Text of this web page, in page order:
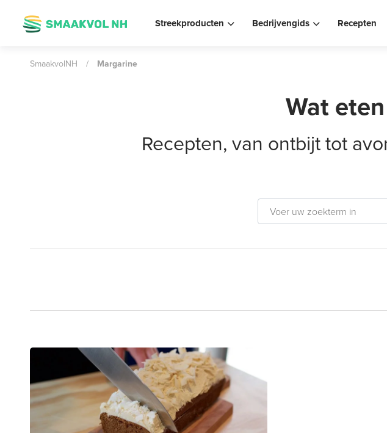
Streekproducten Bedrijvengids Recepten
SmaakvolNH / Margarine
Wat
Recepten, van ontbijt tot